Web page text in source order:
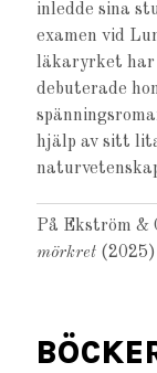
inledde sina
examen vid
läkaryrket har
debuterade
hjälp av sitt
På Ekström &
mörkret (2025)